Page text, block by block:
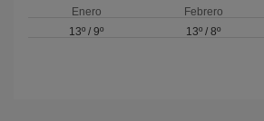
Enero
13º /9º
Febrero
13º / 8º